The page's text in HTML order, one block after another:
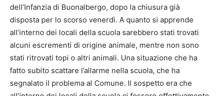
dell’Infanzia di Buonalbergo, dopo la chiusura già
disposta per lo scorso venerdì. A quanto si apprende
all’interno dei locali della scuola sarebbero stati trovati
alcuni escrementi di origine animale, mentre non sono
stati ritrovati topi o altri animali. Una situazione che ha
fatto subito scattare l’allarme nella scuola, che ha
segnalato il problema al Comune. Il sospetto era che